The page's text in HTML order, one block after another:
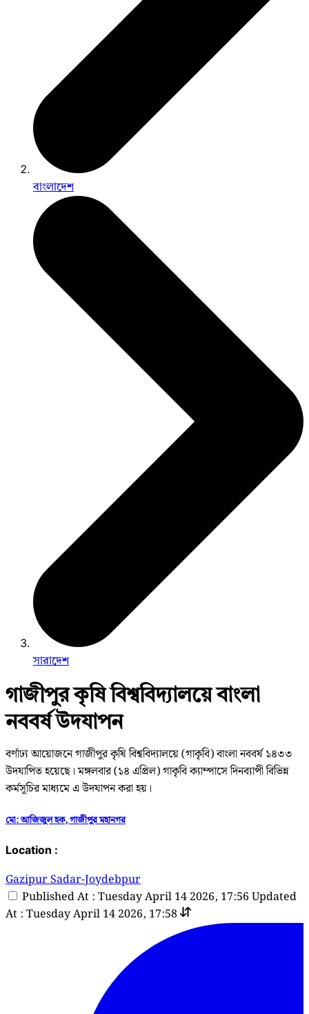
বাংলাদেশ
সারাদেশ
গাজীপুর কৃষি বিশ্ববিদ্যালয়ে বাংলা
নববর্ষ উদযাপন
বর্ণাঢ্য আয়োজনে গাজীপুর কৃষি বিশ্ববিদ্যালয়ে (গাকৃবি) বাংলা নববর্ষ ১৪৩৩
উদযাপিত হয়েছে। মঙ্গলবার (১৪ এপ্রিল) গাকৃবি ক্যাম্পাসে দিনব্যাপী বিভিন্ন
কর্মসূচির মাধ্যমে এ উদযাপন করা হয়।
মো: আজিজুল হক, গাজীপুর মহানগর
Location :
Gazipur Sadar-Joydebpur
Published At : Tuesday April 14 2026, 17:56 Updated
At : Tuesday April 14 2026, 17:58